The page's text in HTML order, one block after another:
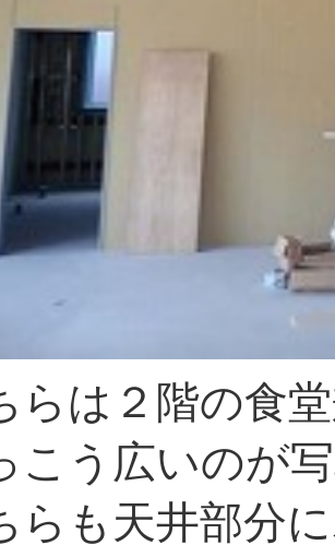
らは２階の食
こう広いのが
らも天井部分